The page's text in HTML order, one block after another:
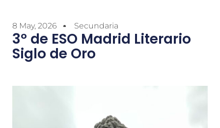
8 May, 2026 Secundaria
3º de ESO Madrid Literario
Siglo de Oro